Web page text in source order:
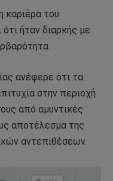
καριέρα του
ήταν διαρκής με
ανέφερε ότι τα
στην περιοχή
από αμυντικές
αποτέλεσμα της
αντεπιθέσεων.